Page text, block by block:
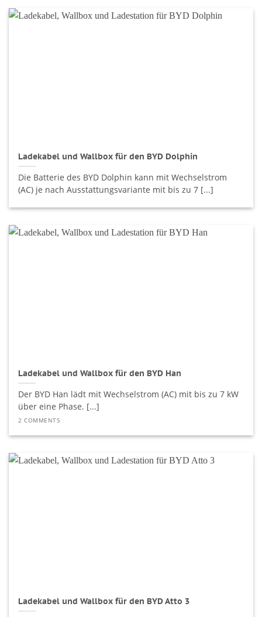
Ladekabel und Wallbox für den BYD Dolphin
Die Batterie des BYD Dolphin kann mit Wechselstrom
(AC) je nach Ausstattungsvariante mit bis zu 7 [...]
Ladekabel und Wallbox für den BYD Han
Der BYD Han lädt mit Wechselstrom (AC) mit bis zu 7 kW
über eine Phase. [...]
2 COMMENTS
Ladekabel und Wallbox für den BYD Atto 3